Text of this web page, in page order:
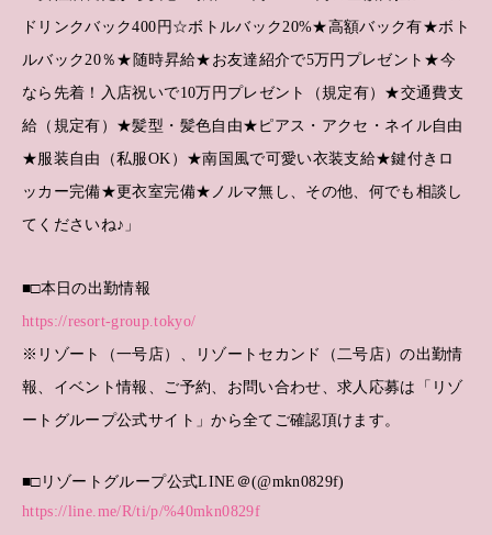
ドリンクバック400円☆ボトルバック20%★高額バック有★ボト
ルバック20％★随時昇給★お友達紹介で5万円プレゼント★今
なら先着！入店祝いで10万円プレゼント（規定有）★交通費支
給（規定有）★髪型・髪色自由★ピアス・アクセ・ネイル自由
★服装自由（私服OK）★南国風で可愛い衣装支給★鍵付きロ
ッカー完備★更衣室完備★ノルマ無し、その他、何でも相談し
てくださいね♪」
■□本日の出勤情報
https://resort-group.tokyo/
※リゾート（一号店）、リゾートセカンド（二号店）の出勤情
報、イベント情報、ご予約、お問い合わせ、求人応募は「リゾ
ートグループ公式サイト」から全てご確認頂けます。
■□リゾートグループ公式LINE＠(@mkn0829f)
https://line.me/R/ti/p/%40mkn0829f